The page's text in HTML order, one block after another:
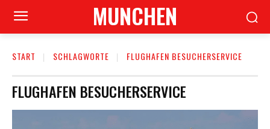
MUNCHEN
START SCHLAGWORTE FLUGHAFEN BESUCHERSERVICE
FLUGHAFEN BESUCHERSERVICE